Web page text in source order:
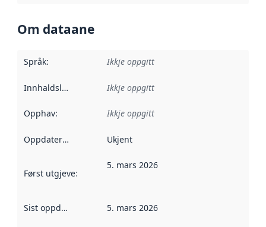
Om dataane
Språk: Ikkje oppgitt
Innhaldsleverandørar :
Ikkje oppgitt
Opphav: Ikkje oppgitt
Oppdateringsfrekvens :
Ukjent
Først utgjeve:
5. mars 2026
Sist oppdatert 5. mars 2026